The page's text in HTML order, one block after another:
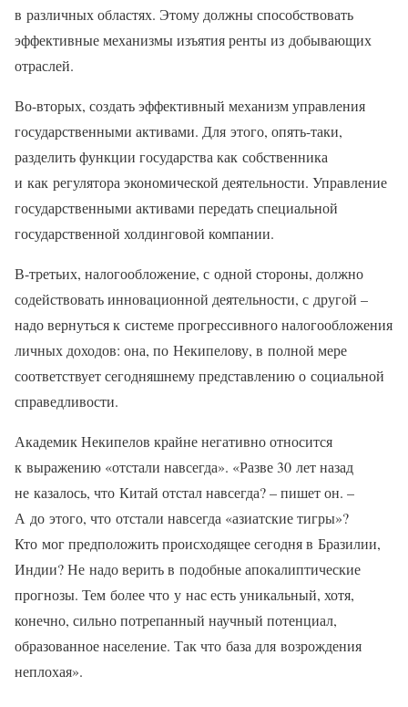
в различных областях. Этому должны способствовать
эффективные механизмы изъятия ренты из добывающих
отраслей.
Во-вторых, создать эффективный механизм управления
государственными активами. Для этого, опять-таки,
разделить функции государства как собственника
и как регулятора экономической деятельности. Управление
государственными активами передать специальной
государственной холдинговой компании.
В-третьих, налогообложение, с одной стороны, должно
содействовать инновационной деятельности, с другой –
надо вернуться к системе прогрессивного налогообложения
личных доходов: она, по Некипелову, в полной мере
соответствует сегодняшнему представлению о социальной
справедливости.
Академик Некипелов крайне негативно относится
к выражению «отстали навсегда». «Разве 30 лет назад
не казалось, что Китай отстал навсегда? – пишет он. –
А до этого, что отстали навсегда «азиатские тигры»?
Кто мог предположить происходящее сегодня в Бразилии,
Индии? Не надо верить в подобные апокалиптические
прогнозы. Тем более что у нас есть уникальный, хотя,
конечно, сильно потрепанный научный потенциал,
образованное население. Так что база для возрождения
неплохая».